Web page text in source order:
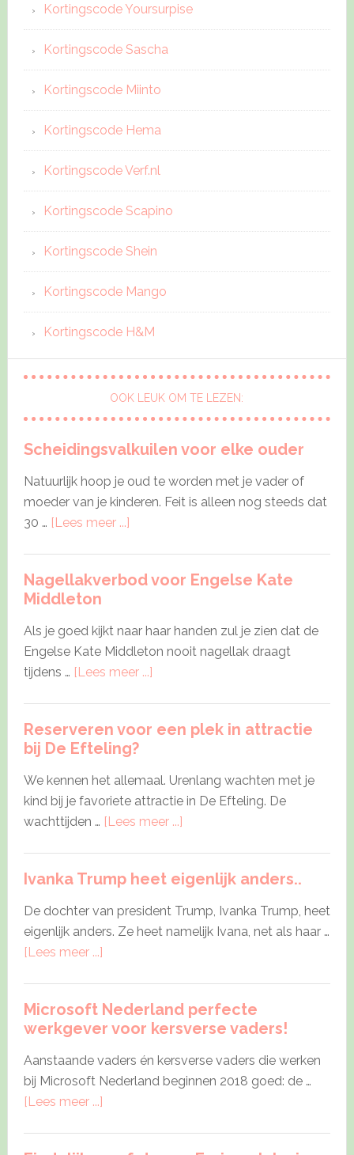
Kortingscode Yoursurpise
Kortingscode Sascha
Kortingscode Miinto
Kortingscode Hema
Kortingscode Verf.nl
Kortingscode Scapino
Kortingscode Shein
Kortingscode Mango
Kortingscode H&M
OOK LEUK OM TE LEZEN:
Scheidingsvalkuilen voor elke ouder
Natuurlijk hoop je oud te worden met je vader of
moeder van je kinderen. Feit is alleen nog steeds dat
30 … [Lees meer ...]about
elke
Nagellakverbod voor Engelse Kate
Middleton
Als je goed kijkt naar haar handen zul je zien dat de
Engelse Kate Middleton nooit nagellak draagt
tijdens … [Lees meer ...]about
Engelse
Middleton
Reserveren voor een plek in attractie
bij De Efteling?
We kennen het allemaal. Urenlang wachten met je
kind bij je favoriete attractie in De Efteling. De
wachttijden … [Lees meer ...]about
een
plek
De
Efteling?
Ivanka Trump heet eigenlijk anders..
De dochter van president Trump, Ivanka Trump, heet
eigenlijk anders. Ze heet namelijk Ivana, net als haar …
[Lees meer ...]about
heet
eigenlijk
anders..
Microsoft Nederland perfecte
werkgever voor kersverse vaders!
Aanstaande vaders én kersverse vaders die werken
bij Microsoft Nederland beginnen 2018 goed: de …
[Lees meer ...]about